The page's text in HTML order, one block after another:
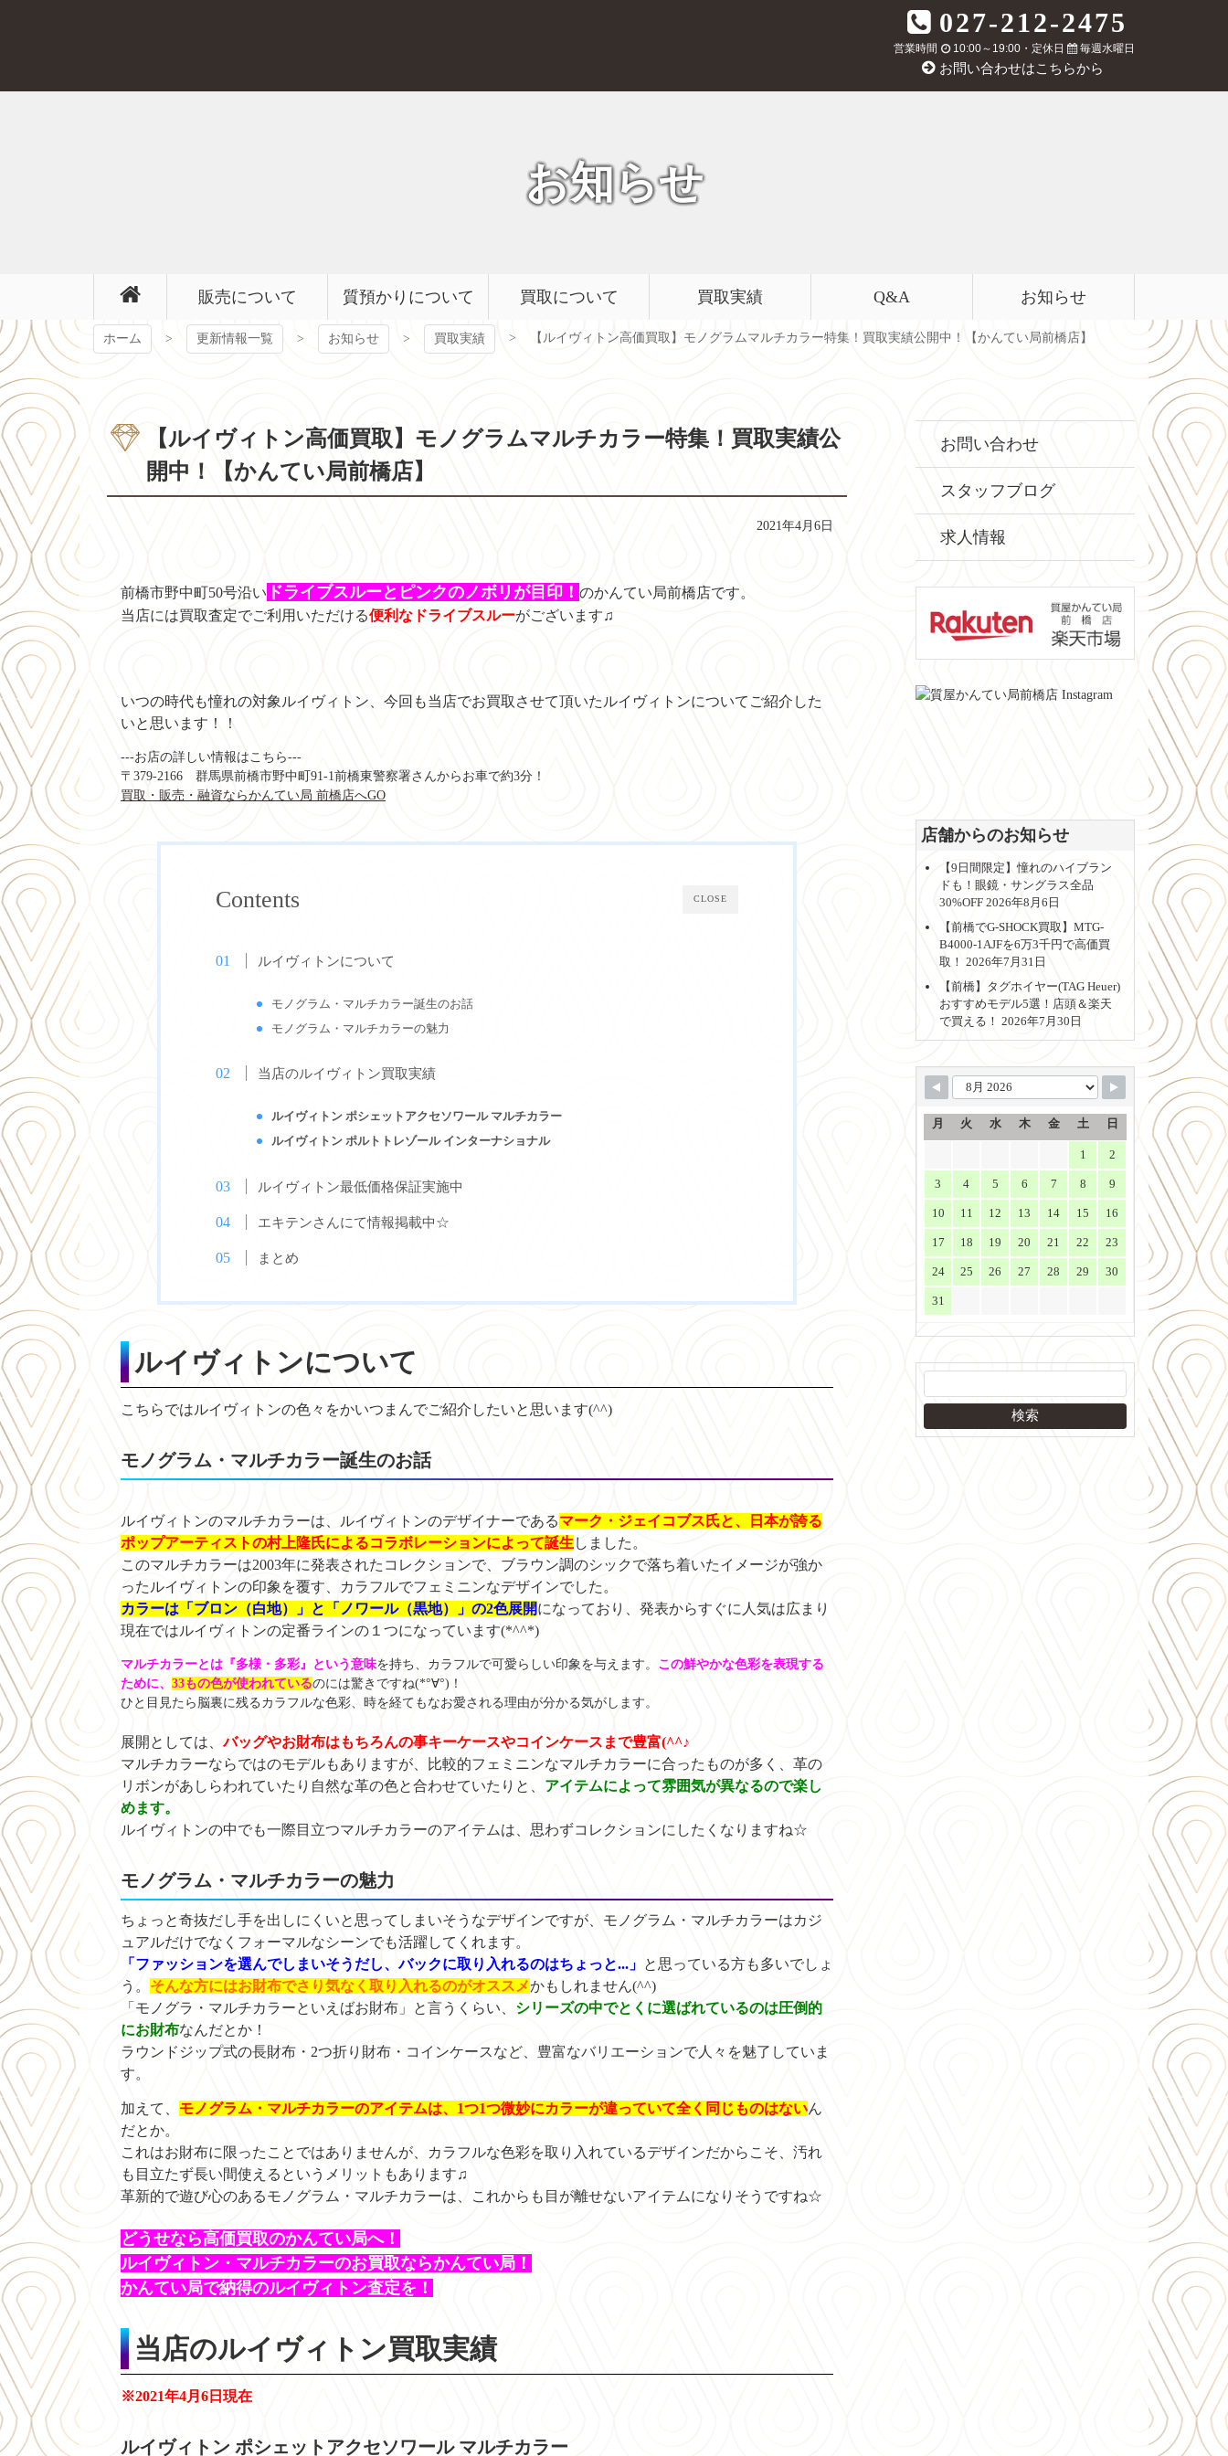
質屋かんてい局 前橋店
027-212-2475
営業時間 10:00～19:00・定休日 毎週水曜日
お問い合わせはこちらから
お知らせ
販売について 質預かりについて 買取について 買取実績 Q&A お知らせ
ホーム 更新情報一覧 お知らせ 買取実績 【ルイヴィトン高価買取】モノグラムマルチカラー特集！買取実績公開中！【かんてい局前橋店】
お問い合わせ
スタッフブログ
求人情報
店舗からのお知らせ
【9日間限定】憧れのハイブラン
ドも！眼鏡・サングラス全品
30%OFF 2026年8月6日
【前橋でG-SHOCK買取】MTG-
B4000-1AJFを6万3千円で高価買
取！ 2026年7月31日
【前橋】タグホイヤー(TAG Heuer)
おすすめモデル5選！店頭＆楽天
で買える！ 2026年7月30日
月 火 水 木 金 土 日
1 2
3 4 5 6 7 8 9
10 11 12 13 14 15 16
17 18 19 20 21 22 23
24 25 26 27 28 29 30
31
【ルイヴィトン高価買取】モノグラムマルチカラー特集！買取実績公
開中！【かんてい局前橋店】
2021年4月6日
前橋市野中町50号沿い ドライブスルーとピンクのノボリが目印！ のかんてい局前橋店です。
当店には買取査定でご利用いただける便利なドライブスルーがございます♫
いつの時代も憧れの対象ルイヴィトン、今回も当店でお買取させて頂いたルイヴィトンについてご紹介した
いと思います！！
---お店の詳しい情報はこちら---
〒379-2166 群馬県前橋市野中町91-1前橋東警察署さんからお車で約3分！
買取・販売・融資ならかんてい局 前橋店へGO
CLOSE
Contents
ルイヴィトンについて
モノグラム・マルチカラー誕生のお話
モノグラム・マルチカラーの魅力
当店のルイヴィトン買取実績
ルイヴィトン ポシェットアクセソワール マルチカラー
ルイヴィトン ポルトトレゾール インターナショナル
ルイヴィトン最低価格保証実施中
エキテンさんにて情報掲載中☆
まとめ
ルイヴィトンについて
こちらではルイヴィトンの色々をかいつまんでご紹介したいと思います(^^)
モノグラム・マルチカラー誕生のお話
ルイヴィトンのマルチカラーは、ルイヴィトンのデザイナーであるマーク・ジェイコブス氏と、日本が誇る
ポップアーティストの村上隆氏によるコラボレーションによって誕生 しました。
このマルチカラーは2003年に発表されたコレクションで、ブラウン調のシックで落ち着いたイメージが強か
ったルイヴィトンの印象を覆す、カラフルでフェミニンなデザインでした。
カラーは「ブロン（白地）」と「ノワール（黒地）」の2色展開になっており、発表からすぐに人気は広まり
現在ではルイヴィトンの定番ラインの１つになっています(*^^*)
マルチカラーとは『多様・多彩』という意味を持ち、カラフルで可愛らしい印象を与えます。 この鮮やかな色彩を表現する
ために、 33もの色が使われているのには驚きですね(*°∀°)！
ひと目見たら脳裏に残るカラフルな色彩、時を経てもなお愛される理由が分かる気がします。
展開としては、バッグやお財布はもちろんの事キーケースやコインケースまで豊富(^^♪
マルチカラーならではのモデルもありますが、比較的フェミニンなマルチカラーに合ったものが多く、革の
リボンがあしらわれていたり自然な革の色と合わせていたりと、 アイテムによって雰囲気が異なるので楽し
めます。
ルイヴィトンの中でも一際目立つマルチカラーのアイテムは、思わずコレクションにしたくなりますね☆
モノグラム・マルチカラーの魅力
ちょっと奇抜だし手を出しにくいと思ってしまいそうなデザインですが、モノグラム・マルチカラーはカジ
ュアルだけでなくフォーマルなシーンでも活躍してくれます。
「ファッションを選んでしまいそうだし、バックに取り入れるのはちょっと...」 と思っている方も多いでしょ
う。 そんな方にはお財布でさり気なく取り入れるのがオススメかもしれません(^^)
「モノグラ・マルチカラーといえばお財布」と言うくらい、 シリーズの中でとくに選ばれているのは圧倒的
にお財布なんだとか！
ラウンドジップ式の長財布・2つ折り財布・コインケースなど、豊富なバリエーションで人々を魅了していま
す。
加えて、 モノグラム・マルチカラーのアイテムは、1つ1つ微妙にカラーが違っていて全く同じものはないん
だとか。
これはお財布に限ったことではありませんが、カラフルな色彩を取り入れているデザインだからこそ、汚れ
も目立たず長い間使えるというメリットもあります♫
革新的で遊び心のあるモノグラム・マルチカラーは、これからも目が離せないアイテムになりそうですね☆
どうせなら高価買取のかんてい局へ！
ルイヴィトン・マルチカラーのお買取ならかんてい局！
かんてい局で納得のルイヴィトン査定を！
当店のルイヴィトン買取実績
※2021年4月6日現在
ルイヴィトン ポシェットアクセソワール マルチカラー